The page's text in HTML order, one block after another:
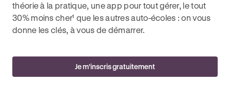
théorie à la pratique, une app pour tout gérer, le tout
30% moins cher¹ que les autres auto-écoles : on vous
donne les clés, à vous de démarrer.
Je m'inscris gratuitement